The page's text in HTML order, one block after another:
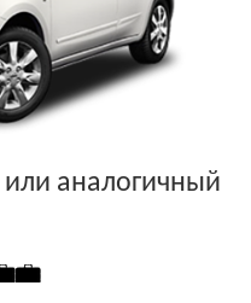
или аналогичный